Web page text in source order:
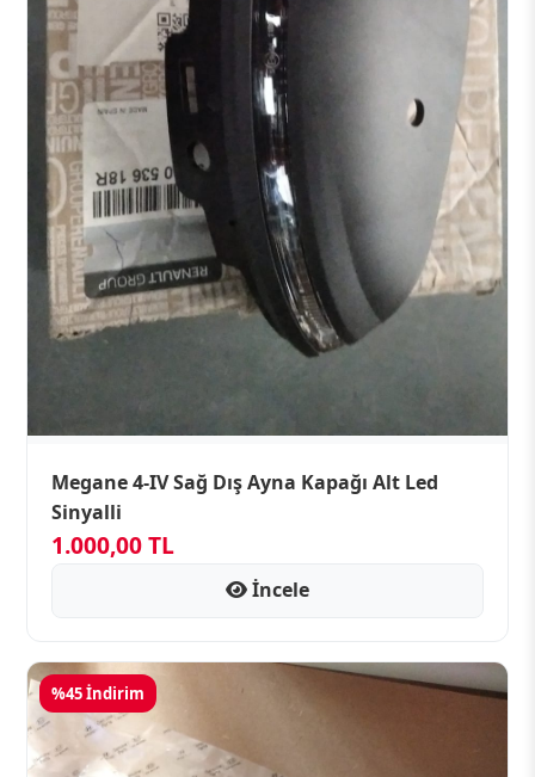
Megane 4-IV Sağ Dış Ayna Kapağı Alt Led
Sinyalli
1.000,00 TL
İncele
%45 İndirim